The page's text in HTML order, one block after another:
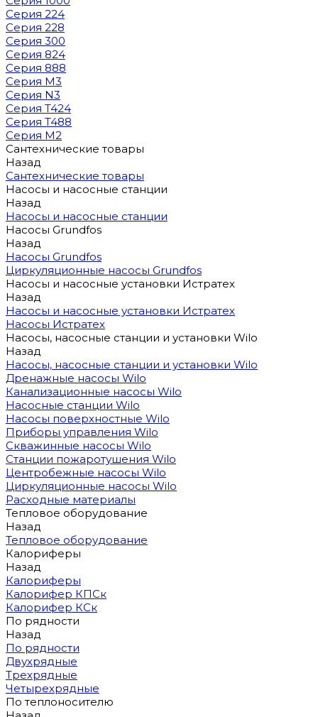
Серия 224
Серия 228
Серия 300
Серия 824
Серия 888
Серия M3
Серия N3
Серия T424
Серия T488
Серия М2
Сантехнические товары
Назад
Сантехнические товары
Насосы и насосные станции
Назад
Насосы и насосные станции
Насосы Grundfos
Назад
Насосы Grundfos
Циркуляционные насосы Grundfos
Насосы и насосные установки Истратех
Назад
Насосы и насосные установки Истратех
Насосы Истратех
Насосы, насосные станции и установки Wilo
Назад
Насосы, насосные станции и установки Wilo
Дренажные насосы Wilo
Канализационные насосы Wilo
Насосные станции Wilo
Насосы поверхностные Wilo
Приборы управления Wilo
Скважинные насосы Wilo
Станции пожаротушения Wilo
Центробежные насосы Wilo
Циркуляционные насосы Wilo
Расходные материалы
Тепловое оборудование
Назад
Тепловое оборудование
Калориферы
Назад
Калориферы
Калорифер КПСк
Калорифер КСк
По рядности
Назад
По рядности
Двухрядные
Трехрядные
Четырехрядные
По теплоносителю